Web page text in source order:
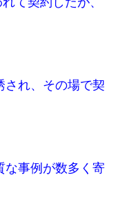
され、その場で契
な事例が数多く寄